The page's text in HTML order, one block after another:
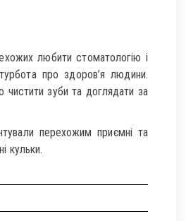
любити стоматологію і
про здоров’я людини.
чистити зуби та доглядати за
перехожим приємні та
кульки.